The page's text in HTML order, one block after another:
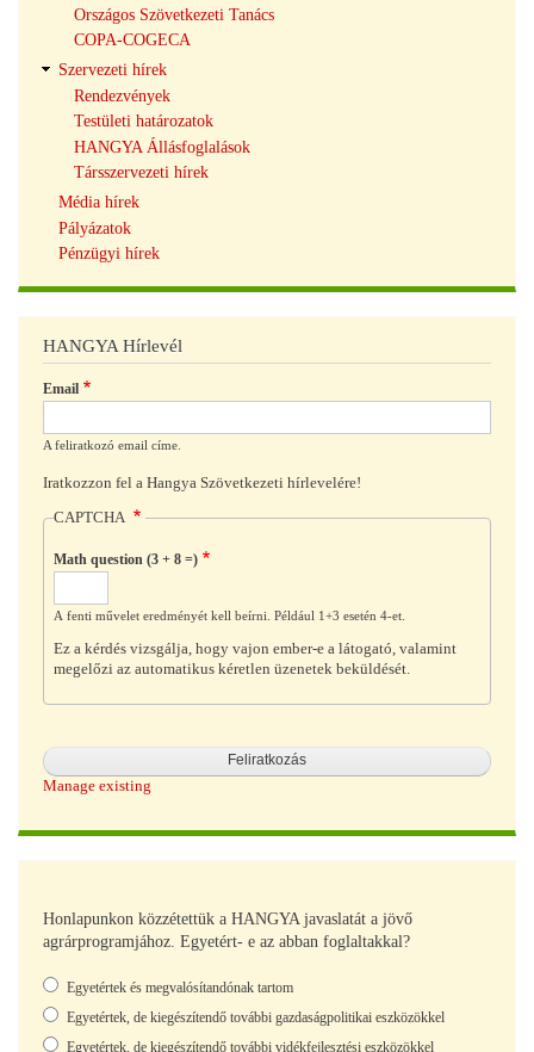
Országos Szövetkezeti Tanács
COPA-COGECA
Szervezeti hírek
Rendezvények
Testületi határozatok
HANGYA Állásfoglalások
Társszervezeti hírek
Média hírek
Pályázatok
Pénzügyi hírek
HANGYA Hírlevél
Email
A feliratkozó email címe.
Iratkozzon fel a Hangya Szövetkezeti hírlevelére!
CAPTCHA
Math question (3 + 8 =)
A fenti művelet eredményét kell beírni. Például 1+3 esetén 4-et.
Ez a kérdés vizsgálja, hogy vajon ember-e a látogató, valamint
megelőzi az automatikus kéretlen üzenetek beküldését.
Manage existing
Honlapunkon közzétettük a HANGYA javaslatát a jövő
agrárprogramjához. Egyetért- e az abban foglaltakkal?
Választások
Egyetértek és megvalósítandónak tartom
Egyetértek, de kiegészítendő további gazdaságpolitikai eszközökkel
Egyetértek, de kiegészítendő további vidékfejlesztési eszközökkel